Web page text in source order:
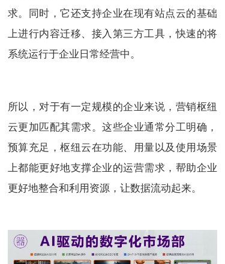
求。同时，它还支持企业在现有站点云的基础
上进行内容迁移、接入第三方工具，快速的将
系统运行于企业日常经营中。
所以，对于有一定规模的企业来说，营销枢纽
云更加匹配其需求。这些企业通常分工明确，
预算充足，枢纽云在功能、用量以及使用场景
上都能更好地支撑企业的运营需求，帮助企业
更好地整合和利用资源，让数据流动起来。